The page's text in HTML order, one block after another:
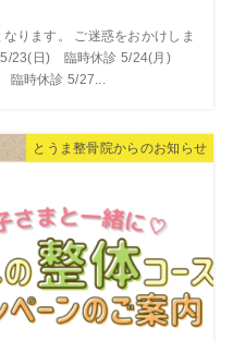
ります。 ご迷惑をおかけしま
5/23(日) 臨時休診 5/24(月)
時休診 5/27...
とうま整骨院からのお知らせ